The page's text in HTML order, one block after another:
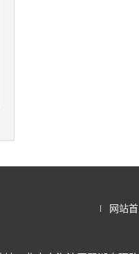
网站